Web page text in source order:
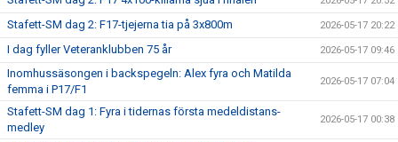
Stafett-SM dag 2: F17-tjejerna tia på 3x800m 2026-05-17 20:22
I dag fyller Veteranklubben 75 år 2026-05-17 09:46
Inomhussäsongen i backspegeln: Alex fyra och Matilda
femma i P17/F1
2026-05-17 07:04
Stafett-SM dag 1: Fyra i tidernas första medeldistans-
medley
2026-05-17 00:38